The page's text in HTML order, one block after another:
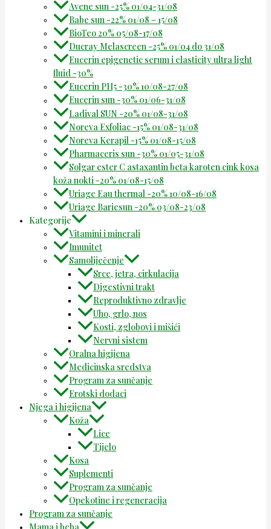
Avene sun -25% 01/04-31/08
Babe sun -22% 01/08 – 15/08
BioTeo 20% 05/08-17/08
Ducray Melascreen -25% 01/04 do 31/08
Eucerin epigenetic serum i elasticity ultra light
fluid -30%
Eucerin PH5 -30% 10/08-27/08
Eucerin sun -30% 01/06-31/08
Ladival SUN -20% 01/08-31/08
Noreva Exfoliac -15% 01/08-31/08
Noreva Kerapil -15% 01/08-15/08
Pharmaceris sun -30% 01/05-31/08
Solgar ester C astaxantin beta karoten cink kosa
koža nokti -20% 01/08-15/08
Uriage Eau thermal -20% 10/08-16/08
Uriage Bariesun -20% 03/08-23/08
Kategorije
Vitamini i minerali
Imunitet
Samoliječenje
Srce, jetra, cirkulacija
Digestivni trakt
Reproduktivno zdravlje
Uho, grlo, nos
Kosti, zglobovi i mišići
Nervni sistem
Oralna higijena
Medicinska sredstva
Program za sunčanje
Erotski dodaci
Njega i higijena
Koža
Lice
Tijelo
Kosa
Suplementi
Program za sunčanje
Opekotine i regeneracija
Program za sunčanje